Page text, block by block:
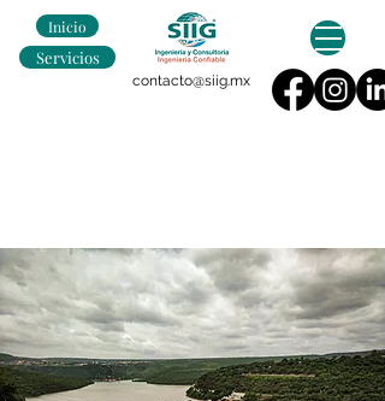
Inicio
Servicios
contacto@siig.mx